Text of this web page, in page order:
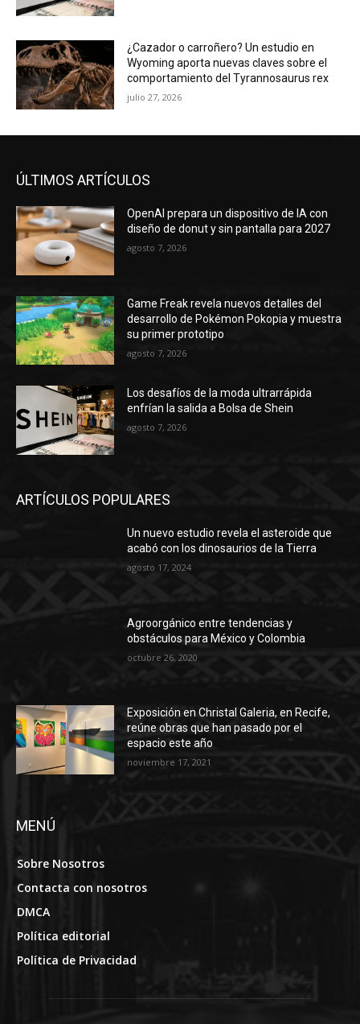
¿Cazador o carroñero? Un estudio en
Wyoming aporta nuevas claves sobre el
comportamiento del Tyrannosaurus rex
julio 27, 2026
ÚLTIMOS ARTÍCULOS
OpenAI prepara un dispositivo de IA con
diseño de donut y sin pantalla para 2027
agosto 7, 2026
Game Freak revela nuevos detalles del
desarrollo de Pokémon Pokopia y muestra
su primer prototipo
agosto 7, 2026
Los desafíos de la moda ultrarrápida
enfrían la salida a Bolsa de Shein
agosto 7, 2026
ARTÍCULOS POPULARES
Un nuevo estudio revela el asteroide que
acabó con los dinosaurios de la Tierra
agosto 17, 2024
Agroorgánico entre tendencias y
obstáculos para México y Colombia
octubre 26, 2020
Exposición en Christal Galeria, en Recife,
reúne obras que han pasado por el
espacio este año
noviembre 17, 2021
MENÚ
Sobre Nosotros
Contacta con nosotros
DMCA
Política editorial
Política de Privacidad